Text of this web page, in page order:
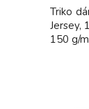
Triko
Jersey,
150 g/